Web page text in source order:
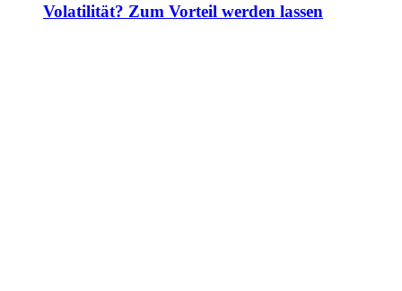
Volatilität? Zum Vorteil werden lassen